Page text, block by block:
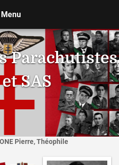
Parachutistes
SAS
Menu
Pierre, Théophile